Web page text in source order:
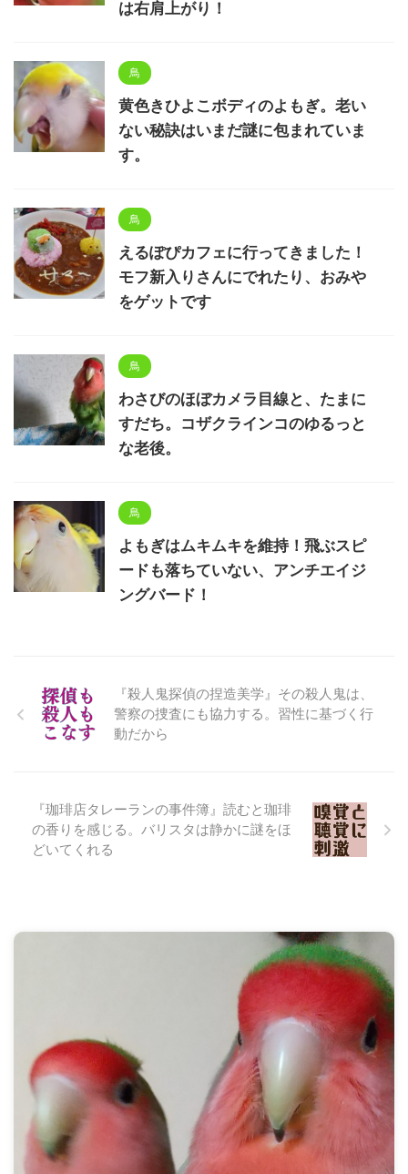
は右肩上がり！
鳥
黄色きひよこボディのよもぎ。老い
ない秘訣はいまだ謎に包まれていま
す。
鳥
えるぽぴカフェに行ってきました！
モフ新入りさんにでれたり、おみや
をゲットです
鳥
わさびのほぼカメラ目線と、たまに
すだち。コザクラインコのゆるっと
な老後。
鳥
よもぎはムキムキを維持！飛ぶスピ
ードも落ちていない、アンチエイジ
ングバード！
『殺人鬼探偵の捏造美学』その殺人鬼は、
警察の捜査にも協力する。習性に基づく行
動だから
『珈琲店タレーランの事件簿』読むと珈琲
の香りを感じる。バリスタは静かに謎をほ
どいてくれる